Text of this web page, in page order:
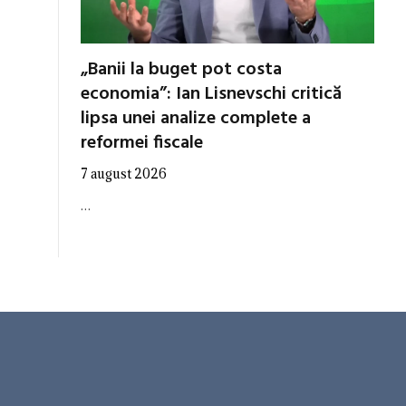
„Banii la buget pot costa
economia”: Ian Lisnevschi critică
lipsa unei analize complete a
reformei fiscale
7 august 2026
…